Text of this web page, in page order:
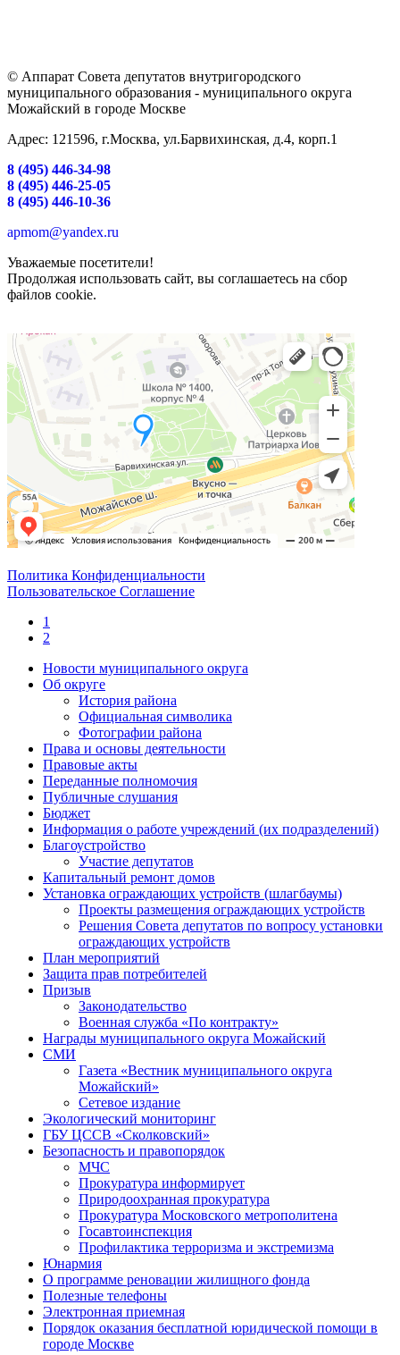
© Аппарат Совета депутатов внутригородского
муниципального образования - муниципального округа
Можайский в городе Москве
Адрес: 121596, г.Москва, ул.Барвихинская, д.4, корп.1
8 (495) 446-34-98
8 (495) 446-25-05
8 (495) 446-10-36
apmom@yandex.ru
Уважаемые посетители!
Продолжая использовать сайт, вы соглашаетесь на сбор
файлов cookie.
Политика Конфиденциальности
Пользовательское Соглашение
1
2
Новости муниципального округа
Об округе
История района
Официальная символика
Фотографии района
Права и основы деятельности
Правовые акты
Переданные полномочия
Публичные слушания
Бюджет
Информация о работе учреждений (их подразделений)
Благоустройство
Участие депутатов
Капитальный ремонт домов
Установка ограждающих устройств (шлагбаумы)
Проекты размещения ограждающих устройств
Решения Совета депутатов по вопросу установки
ограждающих устройств
План мероприятий
Защита прав потребителей
Призыв
Законодательство
Военная служба «По контракту»
Награды муниципального округа Можайский
СМИ
Газета «Вестник муниципального округа
Можайский»
Сетевое издание
Экологический мониторинг
ГБУ ЦССВ «Сколковский»
Безопасность и правопорядок
МЧС
Прокуратура информирует
Природоохранная прокуратура
Прокуратура Московского метрополитена
Госавтоинспекция
Профилактика терроризма и экстремизма
Юнармия
О программе реновации жилищного фонда
Полезные телефоны
Электронная приемная
Порядок оказания бесплатной юридической помощи в
городе Москве